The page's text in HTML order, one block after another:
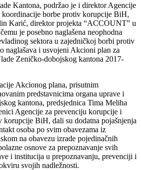
Kantona, podržao je i direktor Agencije
borbe protiv korupcije BiH,
Karić, direktor projekta “ACCOUNT” u
je posebno naglašena neophodna
sektora u zajedničkoj borbi protiv
naglašava i usvojeni Akcioni plan za
Zeničko-dobojskog kantona 2017-
Akcionog plana, prisutnim
predstavnicima organa uprave i
kantona, predsjednica Tima Meliha
Agencije za prevenciju korupcije i
korupcije BiH, dali su dodatna pojašnjenja
osoba po svim obavezama iz
na obavezu izrade pojedinačnih
osnove za prepoznavanje svih
i institucija u prepoznavanju, prevenciji i
svojih nadležnosti.